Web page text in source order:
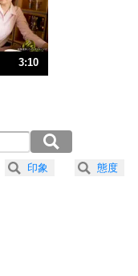
法
。
優しさで表現する。
3:10
印象 態度